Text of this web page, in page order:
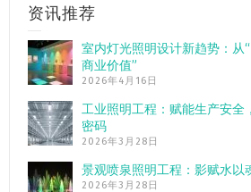
资讯推荐
室内灯光照明设计新趋势：从
商业价值”
2026年4月16日
工业照明工程：赋能生产安全
密码
2026年3月28日
景观喷泉照明工程：影赋水以
2026年3月28日